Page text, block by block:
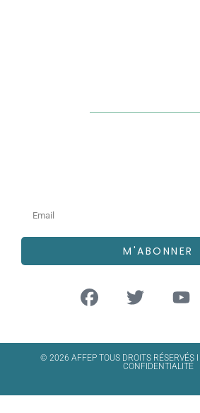
M'ABONNER
© 2026 AFFEP TOUS DROITS RÉSERVÉS I
CONFIDENTIALITÉ